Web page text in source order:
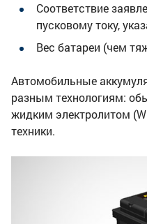
Соответствие
пусковому току,
Вес батареи (чем
Автомобильные
разным технологиям:
жидким электролитом
техники.